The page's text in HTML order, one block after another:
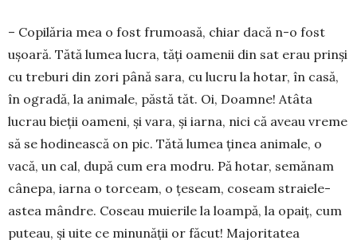
– Copilăria mea o fost frumoasă, chiar dacă n-o fost
ușoară. Tătă lumea lucra, tăți oamenii din sat erau prinși
cu treburi din zori până sara, cu lucru la hotar, în casă,
în ogradă, la animale, păstă tăt. Oi, Doamne! Atâta
lucrau bieții oa­meni, și vara, și iarna, nici că aveau vreme
să se hodinească on pic. Tătă lumea ținea animale, o
vacă, un cal, după cum era modru. Pă hotar, se­mănam
cânepa, iarna o torceam, o țeseam, co­seam straiele-
astea mândre. Coseau muierile la loampă, la opaiț, cum
puteau, și uite ce minunății or făcut! Majoritatea